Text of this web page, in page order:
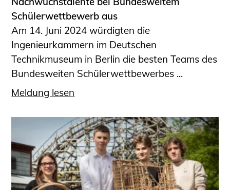
Schülerwettbewerb aus
Am 14. Juni 2024 würdigten die
Ingenieurkammern im Deutschen
Technikmuseum in Berlin die besten Teams des
Bundesweiten Schülerwettbewerbes ...
Meldung lesen